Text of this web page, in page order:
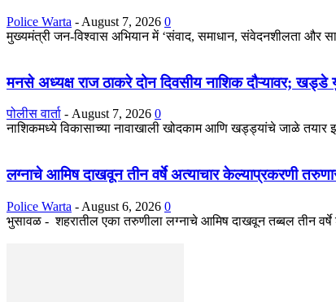
Police Warta - August 7, 2026 0
मुख्यमंत्री जन-विश्वास अभियान में ‘संवाद, समाधान, संवेदनशीलता और
मनसे अध्यक्ष राज ठाकरे दोन दिवसीय नाशिक दौऱ्यावर;
पोलीस वार्ता - August 7, 2026 0
नाशिकमध्ये विकासाच्या नावाखाली खोदकाम आणि खड्ड्यांचे जाळे तयार
लग्नाचे आमिष दाखवून तीन वर्षे अत्याचार केल्याप्रकरणी
Police Warta - August 6, 2026 0
भुसावळ - शहरातील एका तरुणीला लग्नाचे आमिष दाखवून तब्बल तीन